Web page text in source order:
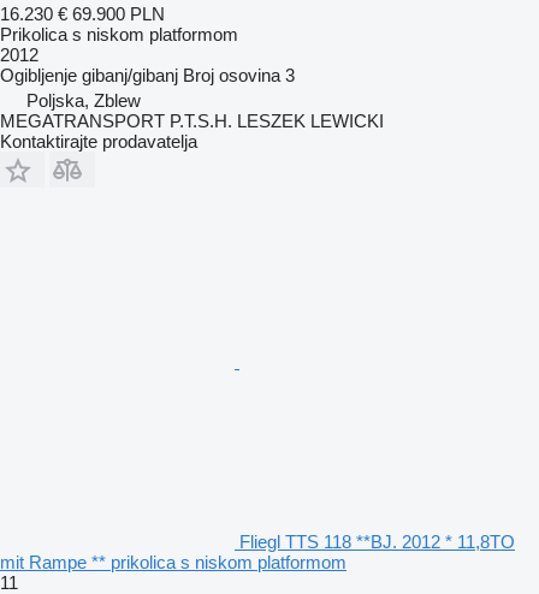
16.230 € 69.900 PLN
Prikolica s niskom platformom
2012
Ogibljenje gibanj/gibanj Broj osovina 3
Poljska, Zblew
MEGATRANSPORT P.T.S.H. LESZEK LEWICKI
Kontaktirajte prodavatelja
Fliegl TTS 118 **BJ. 2012 * 11,8TO
mit Rampe ** prikolica s niskom platformom
11